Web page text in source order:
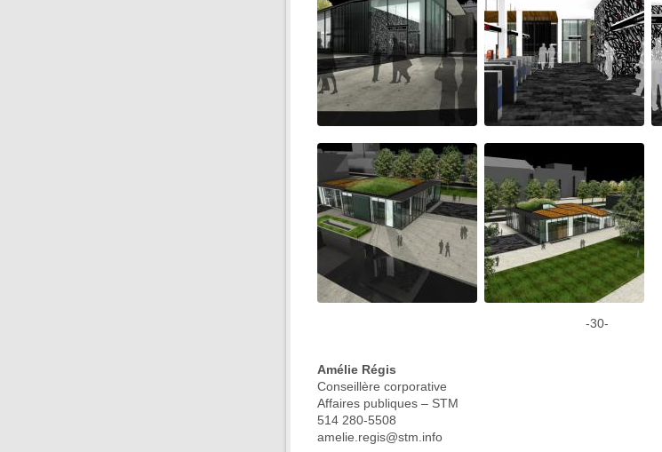
-30-
Amélie Régis
Conseillère corporative
Affaires publiques – STM
514 280-5508
amelie.regis@stm.info